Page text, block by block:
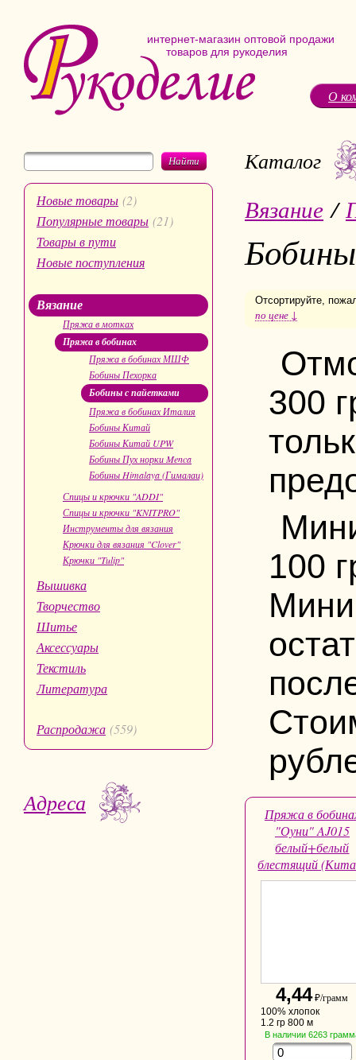
интернет-магазин оптовой продажи
товаров для рукоделия
О
Найти
Новые товары (2)
Популярные товары (21)
Товары в пути
Новые поступления
Вязание
Пряжа в мотках
Пряжа в бобинах
Пряжа в бобинах МШФ
Бобины Пехорка
Бобины с пайетками
Пряжа в бобинах Италия
Бобины Китай
Бобины Китай UPW
Бобины Пух норки Menca
Бобины Himalaya (Гималаи)
Спицы и крючки "ADDI"
Спицы и крючки "KNITPRO"
Инструменты для вязания
Крючки для вязания "Clover"
Крючки "Tulip"
Вышивка
Творчество
Шитье
Аксессуары
Текстиль
Литература
Распродажа (559)
Адреса
Каталог
Вязание /
Отсортируйте,
по цене ↓
300
100
Пряжа в
"Оуни" AJ015
белый+белый
блестящий
4,44₽/грамм
100% хлопок
1.2 гр 800 м
В наличии 6263